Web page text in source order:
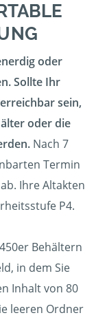
oder
Sollte Ihr
sein,
oder die
Nach 7
Termin
Ihre Altakten
P4.
Behältern
in dem Sie
Inhalt von 80
leeren Ordner